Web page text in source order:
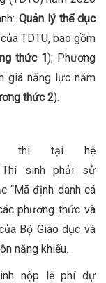
Quản lý thể dục
TDTU, bao gồm
thức 1); Phương
giá năng lực năm
thức 2).
thi tại hệ
sinh phải sử
“Mã định danh cá
phương thức và
Bộ Giáo dục và
năng khiếu.
nộp lệ phí dự